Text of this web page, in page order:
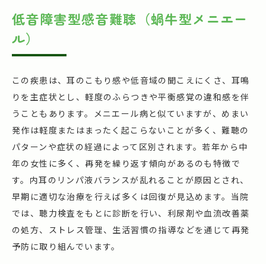
低音障害型感音難聴（蝸牛型メニエー
ル）
この疾患は、耳のこもり感や低音域の聞こえにくさ、耳鳴
りを主症状とし、軽度のふらつきや平衡感覚の違和感を伴
うこともあります。メニエール病と似ていますが、めまい
発作は軽度またはまったく起こらないことが多く、難聴の
パターンや症状の経過によって区別されます。若年から中
年の女性に多く、再発を繰り返す傾向があるのも特徴で
す。内耳のリンパ液バランスが乱れることが原因とされ、
早期に適切な治療を行えば多くは回復が見込めます。当院
では、聴力検査をもとに診断を行い、利尿剤や血流改善薬
の処方、ストレス管理、生活習慣の指導などを通じて再発
予防に取り組んでいます。